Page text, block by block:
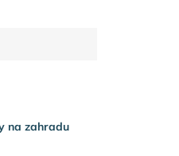
na zahradu